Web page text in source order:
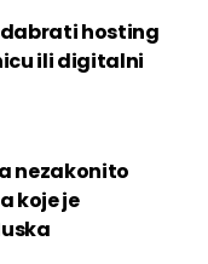
hosting
ili digitalni
nezakonito
koje je